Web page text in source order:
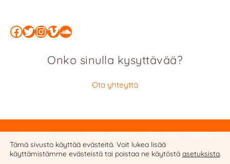
Facebook
Twitter
Instagram
Vimeo
SoundCloud
Onko sinulla kysyttävää?
Ota yhteyttä
Privacy Policy
Tämä sivusto käyttää evästeitä. Voit lukea lisää
käyttämistämme evästeistä tai poistaa ne käytöstä asetuksista.